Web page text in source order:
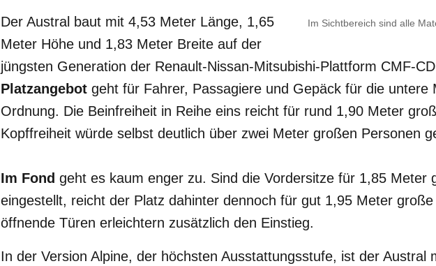
Im Sichtbereich sind alle
Der Austral baut mit 4,53 Meter Länge, 1,65
Meter Höhe und 1,83 Meter Breite auf der
jüngsten Generation der Renault-Nissan-Mitsubishi-Plattform CMF-
Platzangebot geht für Fahrer, Passagiere und Gepäck für die untere
Ordnung. Die Beinfreiheit in Reihe eins reicht für rund 1,90 Meter
Kopffreiheit würde selbst deutlich über zwei Meter großen Personen
Im Fond geht es kaum enger zu. Sind die Vordersitze für 1,85 Meter
eingestellt, reicht der Platz dahinter dennoch für gut 1,95 Meter
öffnende Türen erleichtern zusätzlich den Einstieg.
In der Version Alpine, der höchsten Ausstattungsstufe, ist der Austral